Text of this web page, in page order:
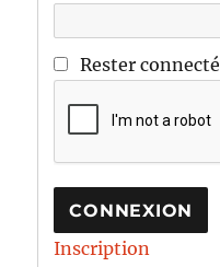
Rester connecté
CONNEXION
Inscription